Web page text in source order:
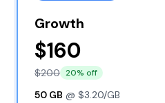
Growth
$160
$200 20% off
50 GB @ $3.20/GB